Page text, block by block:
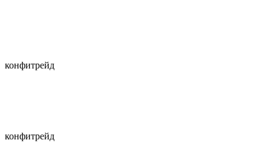
конфитрейд
конфитрейд